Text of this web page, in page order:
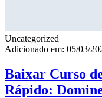
Uncategorized
Adicionado em: 05/03/
Baixar Curso
Rápido: